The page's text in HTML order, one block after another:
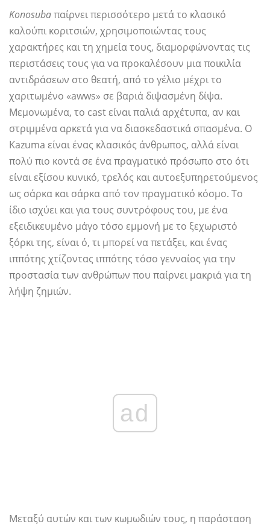
Konosubaπαίρνει περισσότερο μετά το κλασικό
καλούπι κοριτσιών, χρησιμοποιώντας τους
χαρακτήρες και τη χημεία τους, διαμορφώνοντας τις
περιστάσεις τους για να προκαλέσουν μια ποικιλία
αντιδράσεων στο θεατή, από το γέλιο μέχρι το
χαριτωμένο «awws» σε βαριά διψασμένη δίψα.
Μεμονωμένα, το cast είναι παλιά αρχέτυπα, αν και
στριμμένα αρκετά για να διασκεδαστικά σπασμένα. Ο
Kazuma είναι ένας κλασικός άνθρωπος, αλλά είναι
πολύ πιο κοντά σε ένα πραγματικό πρόσωπο στο ότι
είναι εξίσου κυνικό, τρελός και αυτοεξυπηρετούμενος
ως σάρκα και σάρκα από τον πραγματικό κόσμο. Το
ίδιο ισχύει και για τους συντρόφους του, με ένα
εξειδικευμένο μάγο τόσο εμμονή με το ξεχωριστό
ξόρκι της, είναι ό, τι μπορεί να πετάξει, και ένας
ιππότης χτίζοντας ιππότης τόσο γενναίος για την
προστασία των ανθρώπων που παίρνει μακριά για τη
λήψη ζημιών.
ad
Μεταξύ αυτών και των κωμωδιών τους, η παράσταση